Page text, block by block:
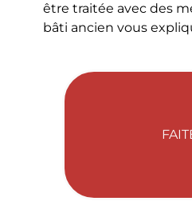
être traitée avec des
bâti ancien vous